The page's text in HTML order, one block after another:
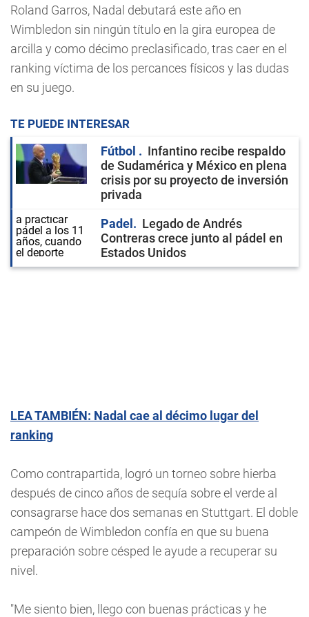
Roland Garros, Nadal debutará este año en
Wimbledon sin ningún título en la gira europea de
arcilla y como décimo preclasificado, tras caer en el
ranking víctima de los percances físicos y las dudas
en su juego.
TE PUEDE INTERESAR
Fútbol
Infantino recibe respaldo
de Sudamérica y México en plena
crisis por su proyecto de inversión
privada
Padel
Legado de Andrés
Contreras crece junto al pádel en
Estados Unidos
LEA TAMBIÉN: Nadal cae al décimo lugar del
ranking
Como contrapartida, logró un torneo sobre hierba
después de cinco años de sequía sobre el verde al
consagrarse hace dos semanas en Stuttgart. El doble
campeón de Wimbledon confía en que su buena
preparación sobre césped le ayude a recuperar su
nivel.
"Me siento bien, llego con buenas prácticas y he